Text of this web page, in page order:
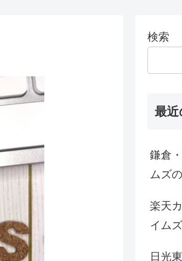
検索
最近
鎌倉
ムズ
楽天
イム
日光